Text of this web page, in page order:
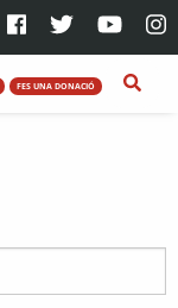
FES UNA DONACIÓ